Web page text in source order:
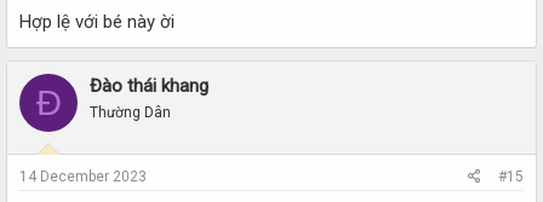
Hợp lệ với bé này ời
Đ Đào thái khang
Thường Dân
14 December 2023 #15